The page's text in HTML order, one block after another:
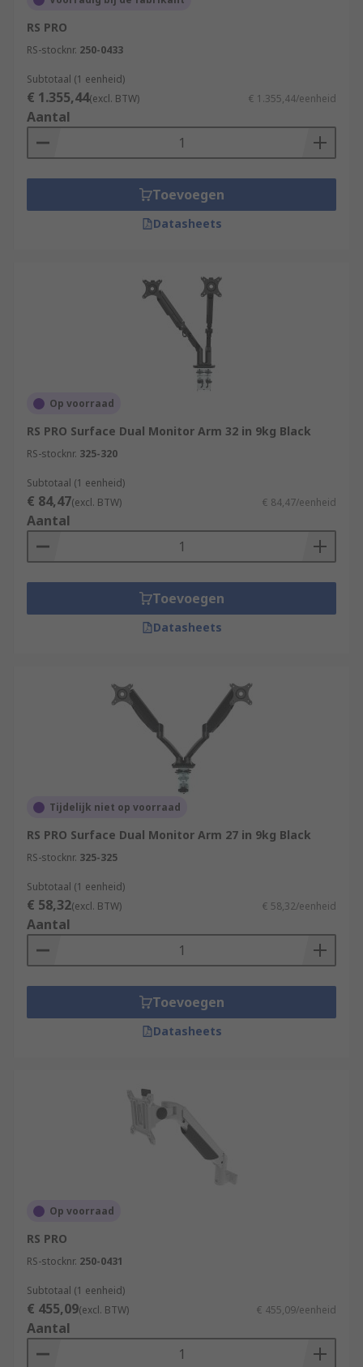
RS PRO
RS-stocknr. 250-0433
Subtotaal (1 eenheid)
€ 1.355,44(excl. BTW) € 1.355,44/eenheid
Aantal
Toevoegen
Datasheets
Op voorraad
RS PRO Surface Dual Monitor Arm 32 in 9kg Black
RS-stocknr. 325-320
Subtotaal (1 eenheid)
€ 84,47(excl. BTW) € 84,47/eenheid
Aantal
Toevoegen
Datasheets
Tijdelijk niet op voorraad
RS PRO Surface Dual Monitor Arm 27 in 9kg Black
RS-stocknr. 325-325
Subtotaal (1 eenheid)
€ 58,32(excl. BTW) € 58,32/eenheid
Aantal
Toevoegen
Datasheets
Op voorraad
RS PRO
RS-stocknr. 250-0431
Subtotaal (1 eenheid)
€ 455,09(excl. BTW) € 455,09/eenheid
Aantal